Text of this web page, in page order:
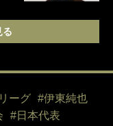
る
ーグ
#伊東純也
#日本代表